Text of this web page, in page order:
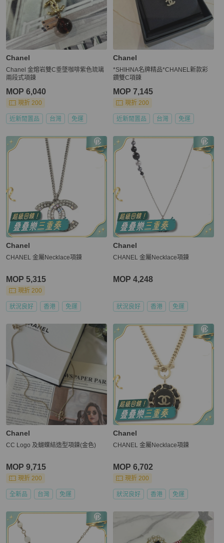
Chanel
Chanel 金熔岩雙C垂墜咖啡紫色琉璃
兩段式項鍊
MOP 6,040
現折 200
近新閒置品 台灣 免運
Chanel
*SHIHNA名牌精品*CHANEL新款彩
鑽雙C項鍊
MOP 7,145
現折 200
近新閒置品 台灣 免運
Chanel
CHANEL 金屬Necklace項鍊
MOP 5,315
現折 200
狀況良好 香港 免運
Chanel
CHANEL 金屬Necklace項鍊
MOP 4,248
狀況良好 香港 免運
Chanel
CC Logo 及蝴蝶結造型項鍊(金色)
MOP 9,715
現折 200
全新品 台灣 免運
Chanel
CHANEL 金屬Necklace項鍊
MOP 6,702
現折 200
狀況良好 香港 免運